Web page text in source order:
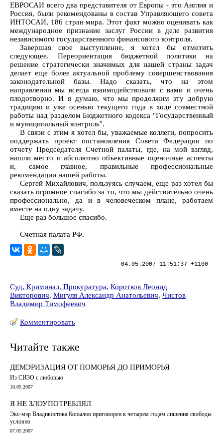
ЕВРОСАИ всего два представителя от Европы - это Англия и
Россия, были рекомендованы в состав Управляющего совета
ИНТОСАИ, 186 стран мира. Этот факт можно оценивать как
международное признание заслуг России в деле развития
независимого государственного финансового контроля.
Завершая свое выступление, я хотел бы отметить
следующее. Переориентация бюджетной политики на
решение стратегически значимых для нашей страны задач
делает еще более актуальной проблему совершенствования
законодательной базы. Надо сказать, что на этом
направлении мы всегда взаимодействовали с вами и очень
плодотворно. И я думаю, что мы продолжим эту добрую
традицию и уже осенью текущего года в ходе совместной
работы над разделом Бюджетного кодекса "Государственный
и муниципальный контроль".
В связи с этим я хотел бы, уважаемые коллеги, попросить
поддержать проект постановления Совета Федерации по
отчету Председателя Счетной палаты, где, на мой взгляд,
нашли место и абсолютно объективные оценочные аспекты
и, самое главное, правильные профессиональные
рекомендации нашей работы.
Сергей Михайлович, пользуясь случаем, еще раз хотел бы
сказать огромное спасибо за то, что мы действительно очень
профессионально, да и в человеческом плане, работаем
вместе на одну задачу.
Еще раз большое спасибо.
Счетная палата РФ.
04.05.2007 11:51:37 +1100
Суд, Криминал, Прокуратура, Коротков Леонид
Викторович, Мигуля Александр Анатольевич, Чистов
Владимир Тимофеевич
Комментировать
Читайте также
ДЕМЭРИЗАЦИЯ ОТ ПОМОРЬЯ ДО ПРИМОРЬЯ
Из СИЗО с любовью
10.05.2007
Я НЕ ЗЛОУПОТРЕБЛЯЛ
Экс-мэр Владивостока Копылов приговорен к четырем годам лишения свободы
условно
07.05.2007